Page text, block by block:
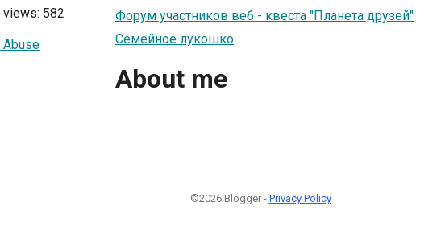
582
Abuse
Форум участников веб - квеста "Планета друзей"
Семейное лукошко
About me
©2026 Blogger - Privacy Policy